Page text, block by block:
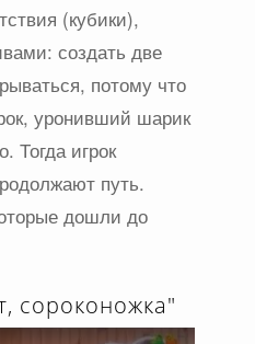
(кубики),
создать две
потому что
уронивший шарик
Тогда игрок
путь.
дошли до
сороконожка"